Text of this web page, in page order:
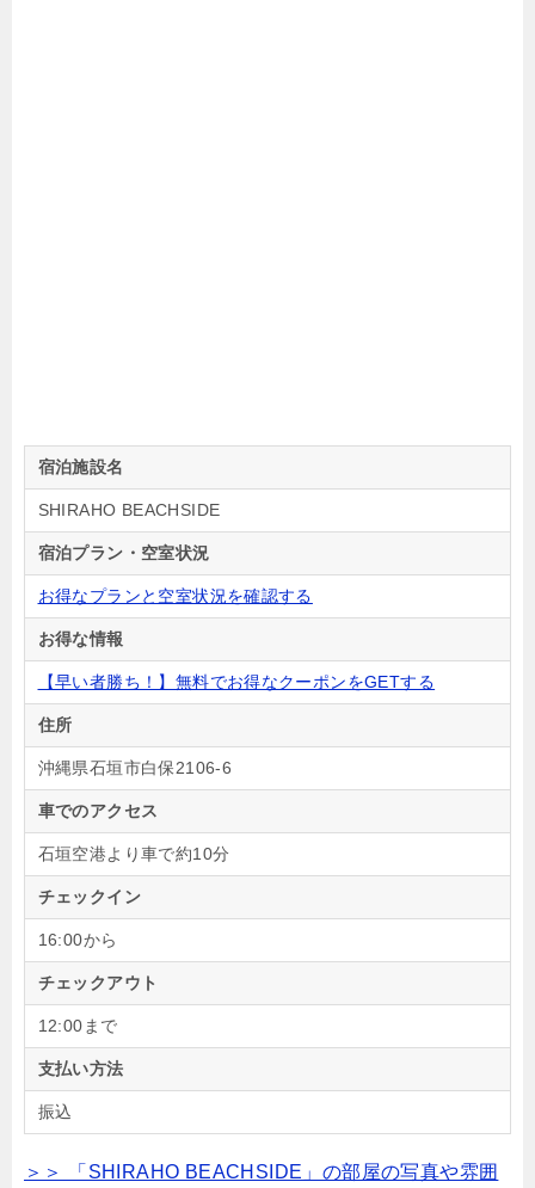
宿泊施設名
SHIRAHO BEACHSIDE
宿泊プラン・空室状況
お得なプランと空室状況を確認する
お得な情報
【早い者勝ち！】無料でお得なクーポンをGETする
住所
沖縄県石垣市白保2106-6
車でのアクセス
石垣空港より車で約10分
チェックイン
16:00から
チェックアウト
12:00まで
支払い方法
振込
＞＞ 「SHIRAHO BEACHSIDE」の部屋の写真や雰囲